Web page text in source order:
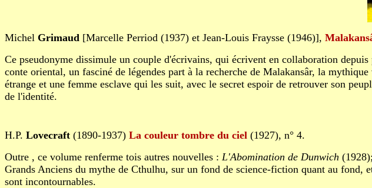
Michel Grimaud [Marcelle Perriod (1937) et Jean-Louis Fraysse (1946)],
Ce pseudonyme dissimule un couple d'écrivains, qui écrivent en collaboration
conte oriental, un fasciné de légendes part à la recherche de Malakansâr, la
étrange et une femme esclave qui les suit, avec le secret espoir de retrouver son
de l'identité.
H.P. Lovecraft (1890-1937) La couleur tombre du ciel (1927), n° 4.
Outre , ce volume renferme tois autres nouvelles : L'Abomination de Dunwich (1928);
Grands Anciens du mythe de Cthulhu, sur un fond de science-fiction quant au fond,
sont incontournables.